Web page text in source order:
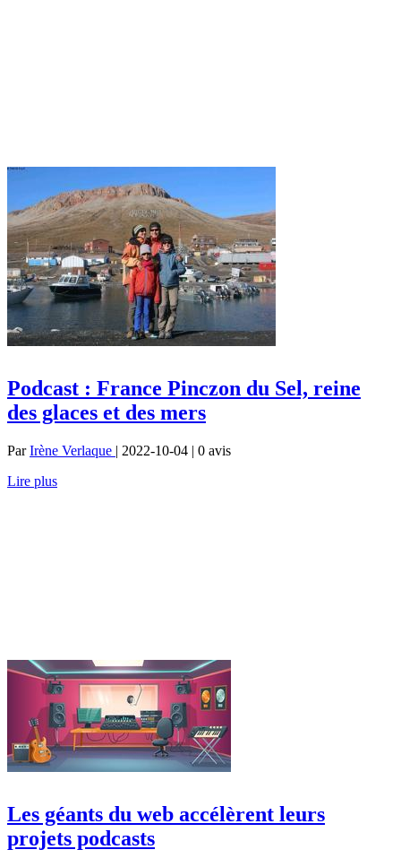
Podcast : France Pinczon du Sel, reine
des glaces et des mers
ParIrène Verlaque | 2022-10-04 | 0 avis
Lire plus
Les géants du web accélèrent leurs
projets podcasts